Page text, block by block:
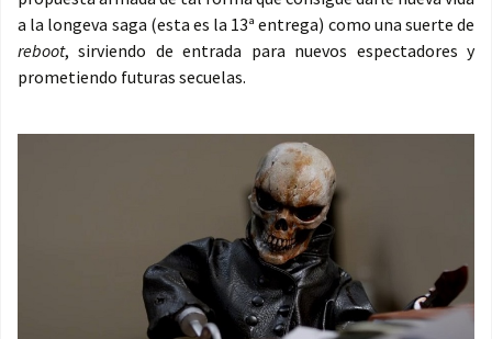
a la longeva saga (esta es la 13ª entrega) como una suerte de
reboot, sirviendo de entrada para nuevos espectadores y
prometiendo futuras secuelas.